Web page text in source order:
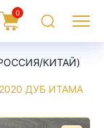
Корзина
0
ПоискМеню
(РОССИЯ/КИТАЙ)
ДУБ ИТАМА